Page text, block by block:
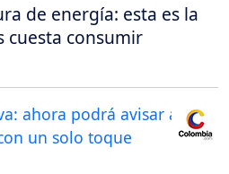
de energía: esta es la
cuesta consumir